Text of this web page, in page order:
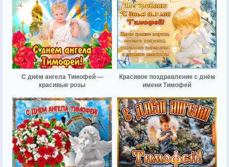
С днём ангела Тимофей —
красивые розы
Красивое поздравление с днём
имени Тимофей